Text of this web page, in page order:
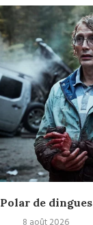
Polar de dingues